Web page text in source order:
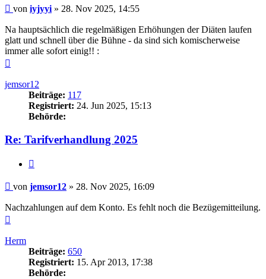
Beitrag
von iyjyyi » 28. Nov 2025, 14:55
Na hauptsächlich die regelmäßigen Erhöhungen der Diäten laufen
glatt und schnell über die Bühne - da sind sich komischerweise
immer alle sofort einig!! :
jemsor12
Beiträge: 117
Registriert: 24. Jun 2025, 15:13
Behörde:
Re: Tarifverhandlung 2025
Beitrag
von jemsor12 » 28. Nov 2025, 16:09
Nachzahlungen auf dem Konto. Es fehlt noch die Bezügemitteilung.
Herm
Beiträge: 650
Registriert: 15. Apr 2013, 17:38
Behörde: